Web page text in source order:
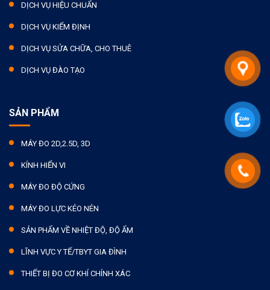
DỊCH VỤ HIỆU CHUẨN
DỊCH VỤ KIỂM ĐỊNH
DỊCH VỤ SỬA CHỮA, CHO THUÊ
DỊCH VỤ ĐÀO TẠO
SẢN PHẨM
MÁY ĐO 2D,2.5D, 3D
KÍNH HIỂN VI
MÁY ĐO ĐỘ CỨNG
MÁY ĐO LỰC KÉO NÉN
SẢN PHẨM VỀ NHIỆT ĐỘ, ĐỘ ẨM
LĨNH VỰC Y TẾ/TBYT GIA ĐÌNH
THIẾT BỊ ĐO CƠ KHÍ CHÍNH XÁC